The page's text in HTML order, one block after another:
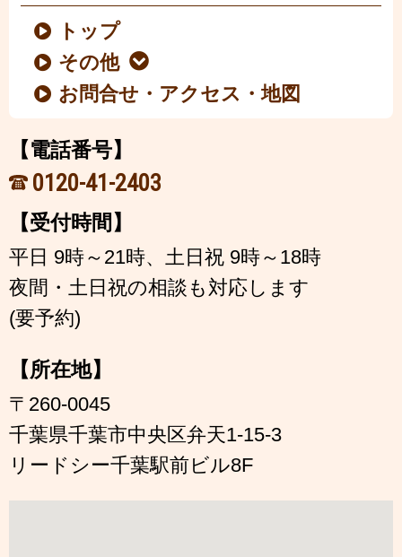
トップ
その他
お問合せ・アクセス・地図
【電話番号】
0120-41-2403
【受付時間】
平日 9時～21時、土日祝 9時～18時
夜間・土日祝の相談も対応します
(要予約)
【所在地】
〒260-0045
千葉県千葉市中央区弁天1-15-3
リードシー千葉駅前ビル8F